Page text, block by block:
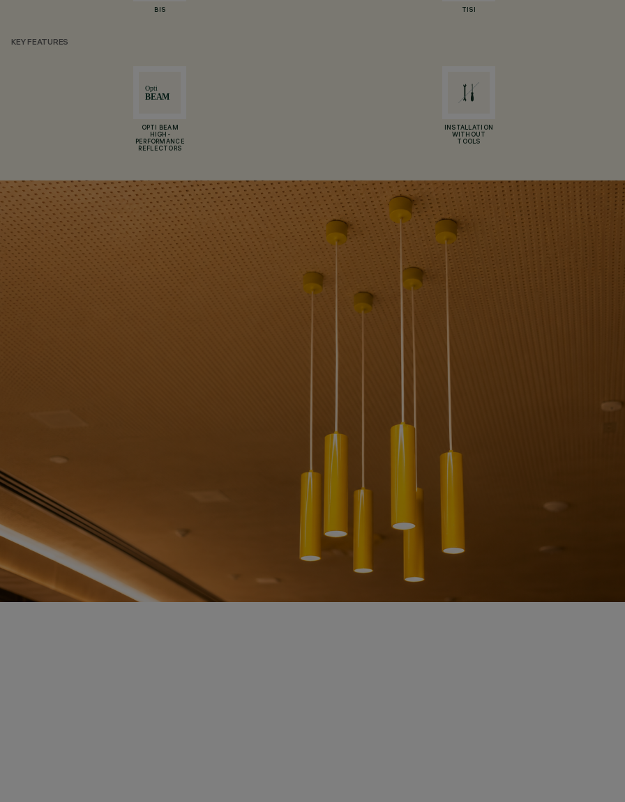
BIS TISI
KEY FEATURES
OPTI BEAM
HIGH-
PERFORMANCE
REFLECTORS
INSTALLATION
WITHOUT
TOOLS